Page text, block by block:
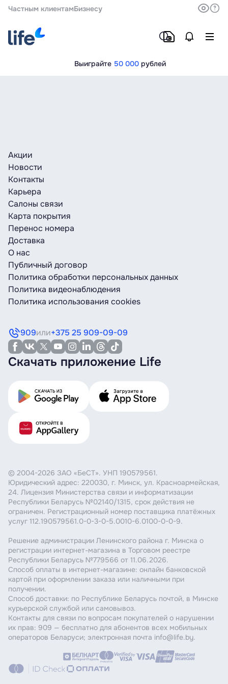
Частным клиентамБизнесу
Выиграйте 50 000 рублей
Акции
Новости
Контакты
Карьера
Салоны связи
Карта покрытия
Перенос номера
Доставка
О нас
Публичный договор
Политика обработки персональных данных
Политика видеонаблюдения
Политика использования cookies
909или+375 25 909-09-09
Скачать приложение Life
© 2004-2026 ЗАО «БеСТ». УНП 190579561.
Юридический адрес: 220030, г. Минск, ул. Красноармейская,
24. Лицензия Министерства связи и информатизации
Республики Беларусь №02140/1315, срок действия не
ограничен. Регистрационный номер поставщика платёжных
услуг 112.190579561.0-0-3-0-5.0010-6.0100-0-0-9.
Решение администрации Ленинского района г. Минска о
регистрации интернет-магазина в Торговом реестре
Республики Беларусь №779566 от 11.06.2026.
Способ оплаты в интернет-магазине: онлайн банковской
картой при оформлении заказа или наличными при
получении.
Способ доставки: по Республике Беларусь почтой, в Минске
курьерской службой или самовывоз.
Контакты для связи по вопросам покупателей о нарушении
их прав: 909 — бесплатно для абонентов всех мобильных
операторов Беларуси; электронная почта info@life.by.